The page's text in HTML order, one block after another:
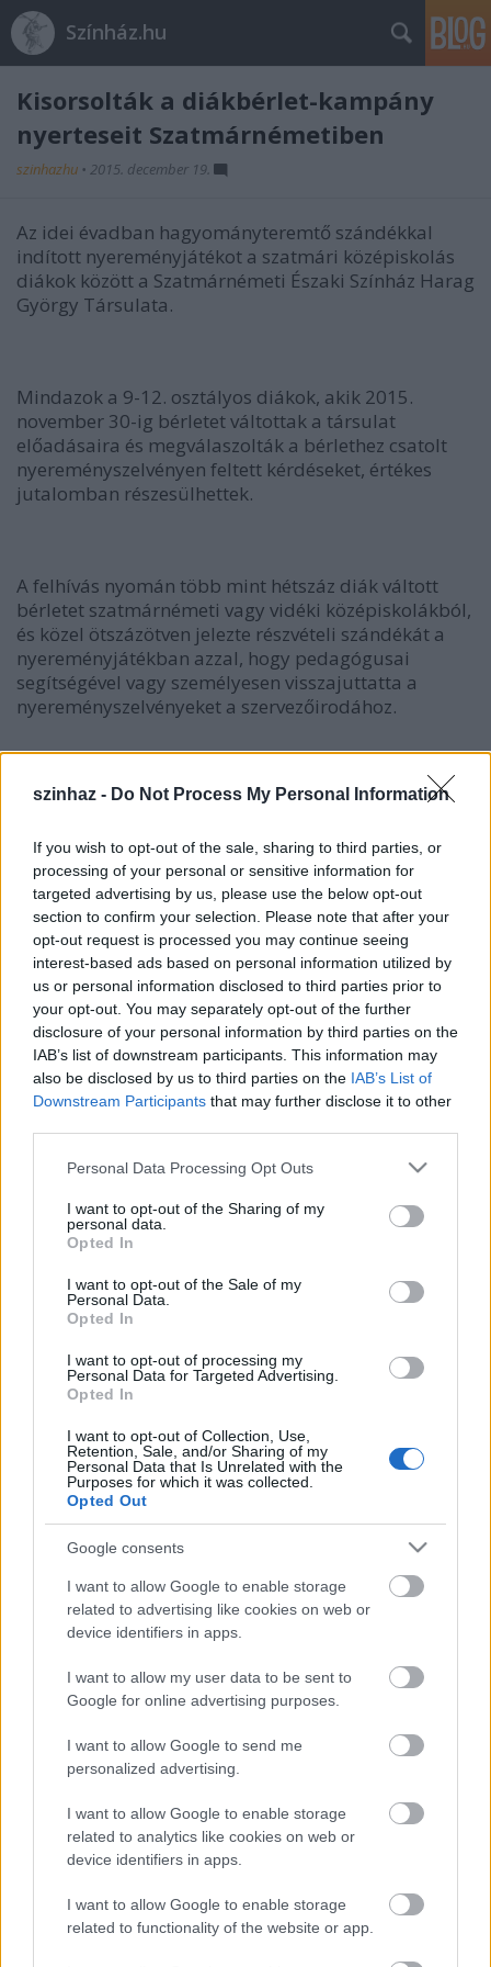
szinhaz - Do Not Process My Personal Information
If you wish to opt-out of the sale, sharing to third parties, or
processing of your personal or sensitive information for
targeted advertising by us, please use the below opt-out
section to confirm your selection. Please note that after your
opt-out request is processed you may continue seeing
interest-based ads based on personal information utilized by
us or personal information disclosed to third parties prior to
your opt-out. You may separately opt-out of the further
disclosure of your personal information by third parties on the
IAB’s list of downstream participants. This information may
also be disclosed by us to third parties on the IAB’s List of
Downstream Participants that may further disclose it to other
Please note that this website/app uses one or more Google
not limited to your visit or usage behaviour. You may click to
grant or deny consent to Google and its third-party tags to
use your data for below specified purposes in below Google
consent section.
Personal Data Processing Opt Outs
I want to opt-out of the Sharing of my
personal data.
Opted In
I want to opt-out of the Sale of my
Personal Data.
Opted In
I want to opt-out of processing my
Personal Data for Targeted Advertising.
Opted In
I want to opt-out of Collection, Use,
Retention, Sale, and/or Sharing of my
Personal Data that Is Unrelated with the
Purposes for which it was collected.
Opted Out
Google consents
I want to allow Google to enable storage
related to advertising like cookies on web or
device identifiers in apps.
I want to allow my user data to be sent to
Google for online advertising purposes.
I want to allow Google to send me
personalized advertising.
I want to allow Google to enable storage
related to analytics like cookies on web or
device identifiers in apps.
I want to allow Google to enable storage
related to functionality of the website or app.
Színház.hu
Kisorsolták a diákbérlet-kampány
nyerteseit Szatmárnémetiben
szinhazhu • 2015. december 19.
Az idei évadban hagyományteremtő szándékkal
indított nyereményjátékot a szatmári középiskolás
diákok között a Szatmárnémeti Északi Színház Harag
György Társulata.
Mindazok a 9-12. osztályos diákok, akik 2015.
november 30-ig bérletet váltottak a társulat
előadásaira és megválaszolták a bérlethez csatolt
nyereményszelvényen feltett kérdéseket, értékes
jutalomban részesülhettek.
A felhívás nyomán több mint hétszáz diák váltott
bérletet szatmárnémeti vagy vidéki középiskolákból,
és közel ötszázötven jelezte részvételi szándékát a
nyereményjátékban azzal, hogy pedagógusai
segítségével vagy személyesen visszajuttatta a
nyereményszelvényeket a szervezőirodához.
táblagép boldog tulajdonosa Nagy Róbert, a Kölcsey
Ferenc Főgimnázium X. B. osztályos tanulója lett. A
nyereményt a díj felajánlója, Bura Maksay István, a
társulat mecénása, a Goodwill Consulting vállalat
pályázati tanácsadója sorsolta ki. A második egyéni
díjat, a 2016/17-es évadra szóló ingyenes bérletet
Olah Mirjam, a Kölcsey Ferenc Főgimnázium X. E.
osztályos diákja nyerte meg.
kisorsolt Bessenyei Gedő István, a Harag György
Társulat művészeti igazgatója és Stier Péter, a
Szatmárnémeti Északi Színház adminisztratív
igazgatója. Az intézményvezetők döntése értelmében
nem egy, hanem két fődíjat sorsoltak ki ebben a
kategóriában: a kolozsvári színházlátogatással
egybekötött kiránduláson a Kölcsey Ferenc
Főgimnázium XI. D osztálya és a szatmárnémeti
Református Gimnázium IX. C osztálya is részt vehet,
teljesített, azaz az osztály minden tagja váltott
bérletet.